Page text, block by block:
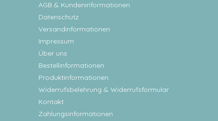
AGB & Kundeninformationen
Datenschutz
Versandinformationen
Impressum
Über uns
Bestellinformationen
Produktinformationen
Widerrufsbelehrung & Widerrufsformular
Kontakt
Zahlungsinformationen